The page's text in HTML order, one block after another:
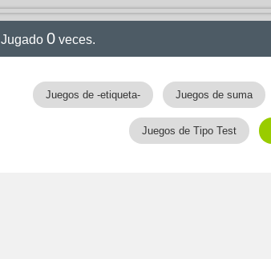
Jugado 0 veces.
Juegos de -etiqueta- Juegos de suma
Juegos de Tipo Test